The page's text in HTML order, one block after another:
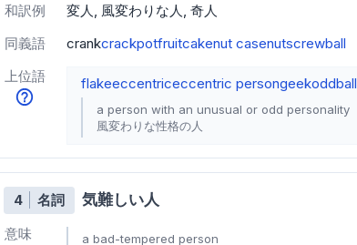
和訳例 変人 風変わりな人 奇人
同義語
crankcrackpotfruitcakenut casenutscrewball
上位語
flakeeccentriceccentric persongeekoddball
a person with an unusual or odd personality
風変わりな性格の人
4 名詞 気難しい人
意味 a bad-tempered person